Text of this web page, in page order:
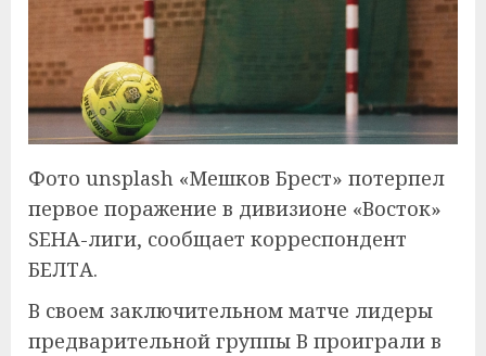
Фото unsplash «Мешков Брест» потерпел
первое поражение в дивизионе «Восток»
SEHA-лиги, сообщает корреспондент
БЕЛТА.
В своем заключительном матче лидеры
предварительной группы В проиграли в